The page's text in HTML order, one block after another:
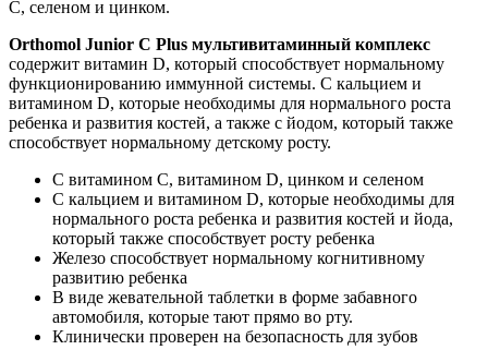
С, селеном и цинком.
Orthomol Junior C Plus мультивитаминный комплекс
содержит витамин D, который способствует нормальному
функционированию иммунной системы. С кальцием и
витамином D, которые необходимы для нормального роста
ребенка и развития костей, а также с йодом, который также
способствует нормальному детскому росту.
С витамином С, витамином D, цинком и селеном
С кальцием и витамином D, которые необходимы для
нормального роста ребенка и развития костей и йода,
который также способствует росту ребенка
Железо способствует нормальному когнитивному
развитию ребенка
В виде жевательной таблетки в форме забавного
автомобиля, которые тают прямо во рту.
Клинически проверен на безопасность для зубов